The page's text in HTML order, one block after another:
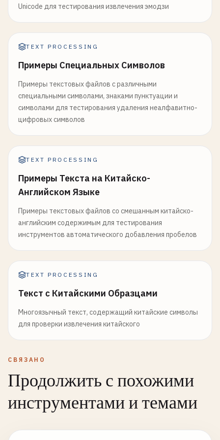
Unicode для тестирования извлечения эмодзи
TEXT PROCESSING
Примеры Специальных Символов
Примеры текстовых файлов с различными
специальными символами, знаками пунктуации и
символами для тестирования удаления неалфавитно-
цифровых символов
TEXT PROCESSING
Примеры Текста на Китайско-
Английском Языке
Примеры текстовых файлов со смешанным китайско-
английским содержимым для тестирования
инструментов автоматического добавления пробелов
TEXT PROCESSING
Текст с Китайскими Образцами
Многоязычный текст, содержащий китайские символы
для проверки извлечения китайского
СВЯЗАНО
Продолжить с похожими
инструментами и темами